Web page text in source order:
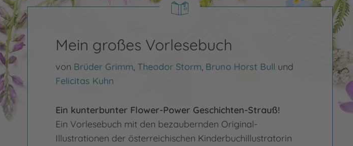
Mein großes Vorlesebuch
von Brüder Grimm, Theodor Storm, Bruno Horst Bull und
Felicitas Kuhn
Ein kunterbunter Flower-Power Geschichten-Strauß!
Ein Vorlesebuch mit den bezaubernden Original-
Illustrationen der österreichischen Kinderbuchillustratorin